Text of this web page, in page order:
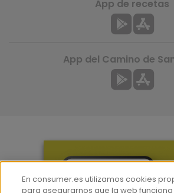
Hemeroteca
App de recetas
App del Camino de
En consumer.es utilizamos cookies
para asegurarnos que la web